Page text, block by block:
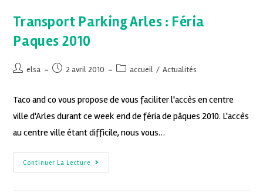
Transport Parking Arles : Féria
Paques 2010
elsa 2 avril 2010 accueil / Actualités
Taco and co vous propose de vous faciliter l'accès en centre
ville d'Arles durant ce week end de féria de pâques 2010. L'accès
au centre ville étant difficile, nous vous…
Continuer La Lecture